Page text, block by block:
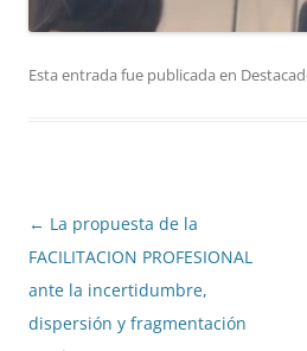
Esta entrada fue publicada en
Navegación
de
entradas
← La propuesta de la
FACILITACION PROFESIONAL
ante la incertidumbre,
dispersión y fragmentación